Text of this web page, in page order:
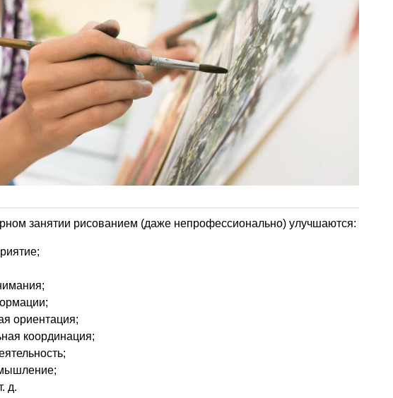
занятии рисованием (даже непрофессионально) улучшаются:
ориентация;
координация;
мышление;
д.